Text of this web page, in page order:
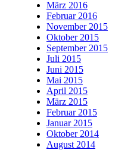
März 2016
Februar 2016
November 2015
Oktober 2015
September 2015
Juli 2015
Juni 2015
Mai 2015
April 2015
März 2015
Februar 2015
Januar 2015
Oktober 2014
August 2014